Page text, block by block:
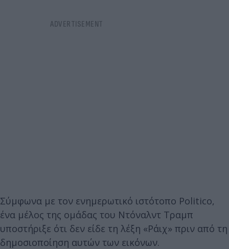
Σύμφωνα με τον ενημερωτικό ιστότοπο Politico,
ένα μέλος της ομάδας του Ντόναλντ Τραμπ
υποστήριξε ότι δεν είδε τη λέξη «Ράιχ» πριν από τη
δημοσιοποίηση αυτών των εικόνων.